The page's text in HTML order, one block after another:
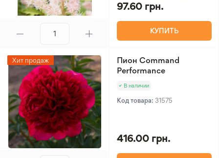
97.60 грн.
КУПИТЬ
Хит продаж
Пион Command
Performance
В наличии
Код товара: 31575
416.00 грн.